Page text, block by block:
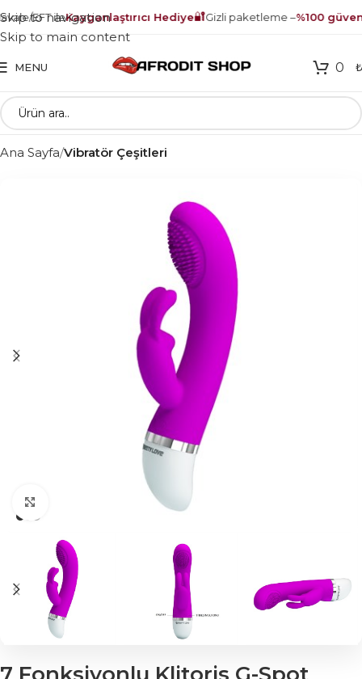
EFT ileKayganlaştırıcı Hediye🔐Gizli paketleme –%100 güvenli
Skip to navigation
Skip to main content
MENU 0 ₺
Ana Sayfa Vibratör Çeşitleri